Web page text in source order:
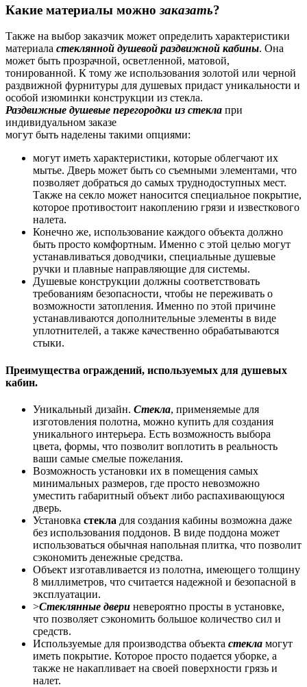
Какие материалы можнозаказать?
Также на выбор заказчик может определить характеристики
материала стеклянной душевой раздвижной кабины. Она
может быть прозрачной, осветленной, матовой,
тонированной. К тому же использования золотой или черной
раздвижной фурнитуры для душевых придаст уникальности и
особой изюминки конструкции из стекла.
Раздвижные душевые перегородки из стекла при
индивидуальном заказе
могут быть наделены такими опциями:
могут иметь характеристики, которые облегчают их
мытье. Дверь может быть со съемными элементами, что
позволяет добраться до самых труднодоступных мест.
Также на секло может наносится специальное покрытие,
которое противостоит накоплению грязи и известкового
налета.
Конечно же, использование каждого объекта должно
быть просто комфортным. Именно с этой целью могут
устанавливаться доводчики, специальные душевые
ручки и плавные направляющие для системы.
Душевые конструкции должны соответствовать
требованиям безопасности, чтобы не переживать о
возможности затопления. Именно по этой причине
устанавливаются дополнительные элементы в виде
уплотнителей, а также качественно обрабатываются
стыки.
Преимущества ограждений, используемых для душевых
кабин.
Уникальный дизайн. Стекла, применяемые для
изготовления полотна, можно купить для создания
уникального интерьера. Есть возможность выбора
цвета, формы, что позволит воплотить в реальность
ваши самые смелые пожелания.
Возможность установки их в помещения самых
минимальных размеров, где просто невозможно
уместить габаритный объект либо распахивающуюся
дверь.
Установка стекла для создания кабины возможна даже
без использования поддонов. В виде поддона может
использоваться обычная напольная плитка, что позволит
сэкономить денежные средства.
Объект изготавливается из полотна, имеющего толщину
8 миллиметров, что считается надежной и безопасной в
эксплуатации.
>Стеклянные двери невероятно просты в установке,
что позволяет сэкономить большое количество сил и
средств.
Используемые для производства объекта стекла могут
иметь покрытие. Которое просто подается уборке, а
также не накапливает на своей поверхности грязь и
налет.